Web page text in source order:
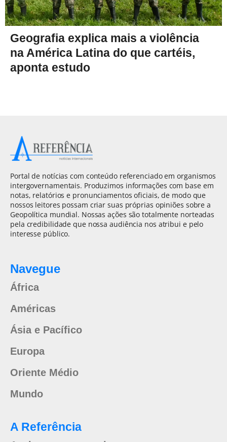
Geografia explica mais a violência
na América Latina do que cartéis,
aponta estudo
Portal de notícias com conteúdo referenciado em organismos
intergovernamentais. Produzimos informações com base em
notas, relatórios e pronunciamentos oficiais, de modo que
nossos leitores possam criar suas próprias opiniões sobre a
Geopolítica mundial. Nossas ações são totalmente norteadas
pela credibilidade que nossa audiência nos atribui e pelo
interesse público.
Navegue
África
Américas
Ásia e Pacífico
Europa
Oriente Médio
Mundo
A Referência